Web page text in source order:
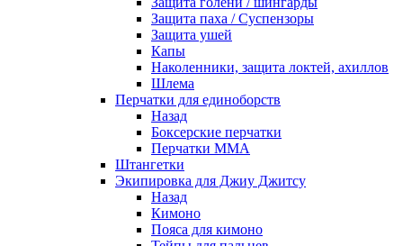
Защита паха / Суспензоры
Защита ушей
Капы
Наколенники, защита локтей, ахиллов
Шлема
Перчатки для единоборств
Назад
Боксерские перчатки
Перчатки ММА
Штангетки
Экипировка для Джиу Джитсу
Назад
Кимоно
Пояса для кимоно